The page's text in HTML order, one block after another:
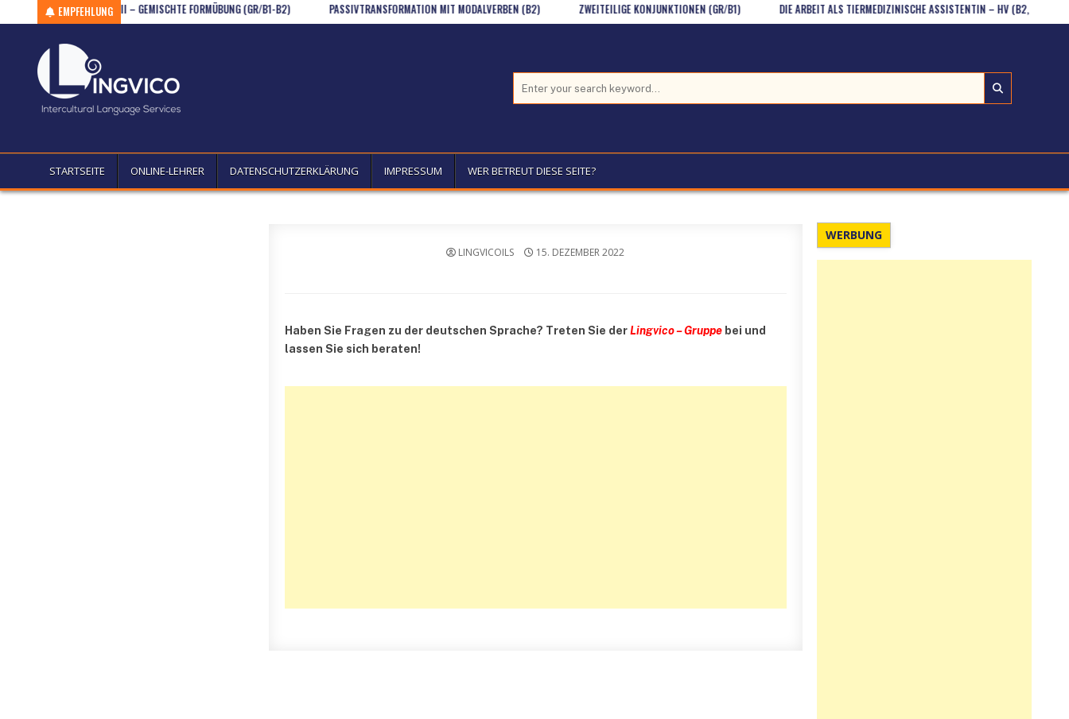
Skip to contentEMPFEHLUNG
KONJUNKTIV II – GEMISCHTE FORMÜBUNG (GR/B1-B2) PASSIVTRANSFORMATION MIT MODALVERBEN (B2) ZWEITEILIGE KONJUNKTIONEN (GR/B1) DIE ARBEIT ALS TIERMEDIZINISCHE ASSISTENTIN – HV (B2, IM TELC-STIL)
STARTSEITE ONLINE-LEHRER DATENSCHUTZERKLÄRUNG IMPRESSUM WER BETREUT DIESE SEITE?
LINGVICOILS 15. DEZEMBER 2022
Haben Sie Fragen zu der deutschen Sprache? Treten Sie derLingvico – Gruppebei und
lassen Sie sich beraten!
WERBUNG